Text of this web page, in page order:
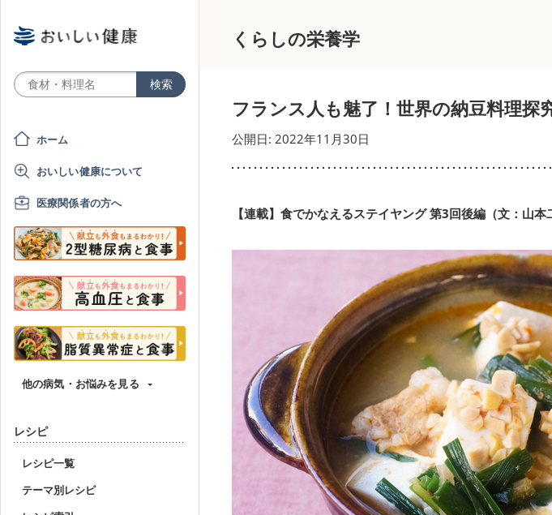
ホーム
おいしい健康について
医療関係者の方へ
他の病気・お悩みを見る
レシピ
レシピ一覧
テーマ別レシピ
くらしの栄養学
フランス人も魅了！世界の納豆料理探
公開日: 2022年11月30日
【連載】食でかなえるステイヤング 第3回後編（文：山本